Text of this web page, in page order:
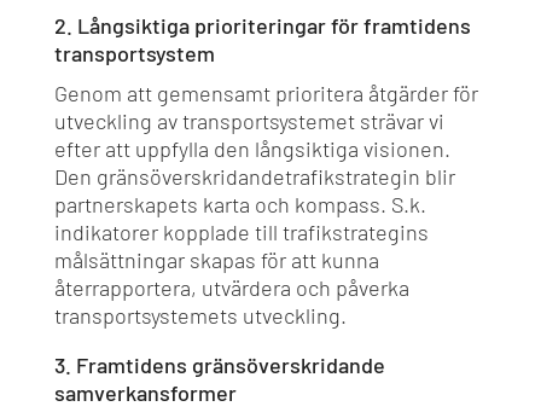
2. Långsiktiga prioriteringar för framtidens
transportsystem
Genom att gemensamt prioritera åtgärder för
utveckling av transportsystemet strävar vi
efter att uppfylla den långsiktiga visionen.
Den gränsöverskridandetrafikstrategin blir
partnerskapets karta och kompass. S.k.
indikatorer kopplade till trafikstrategins
målsättningar skapas för att kunna
återrapportera, utvärdera och påverka
transportsystemets utveckling.
3. Framtidens gränsöverskridande
samverkansformer